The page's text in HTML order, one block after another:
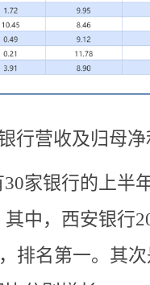
行营收及归母
家银行的上半
中，西安银行
排名第一。其